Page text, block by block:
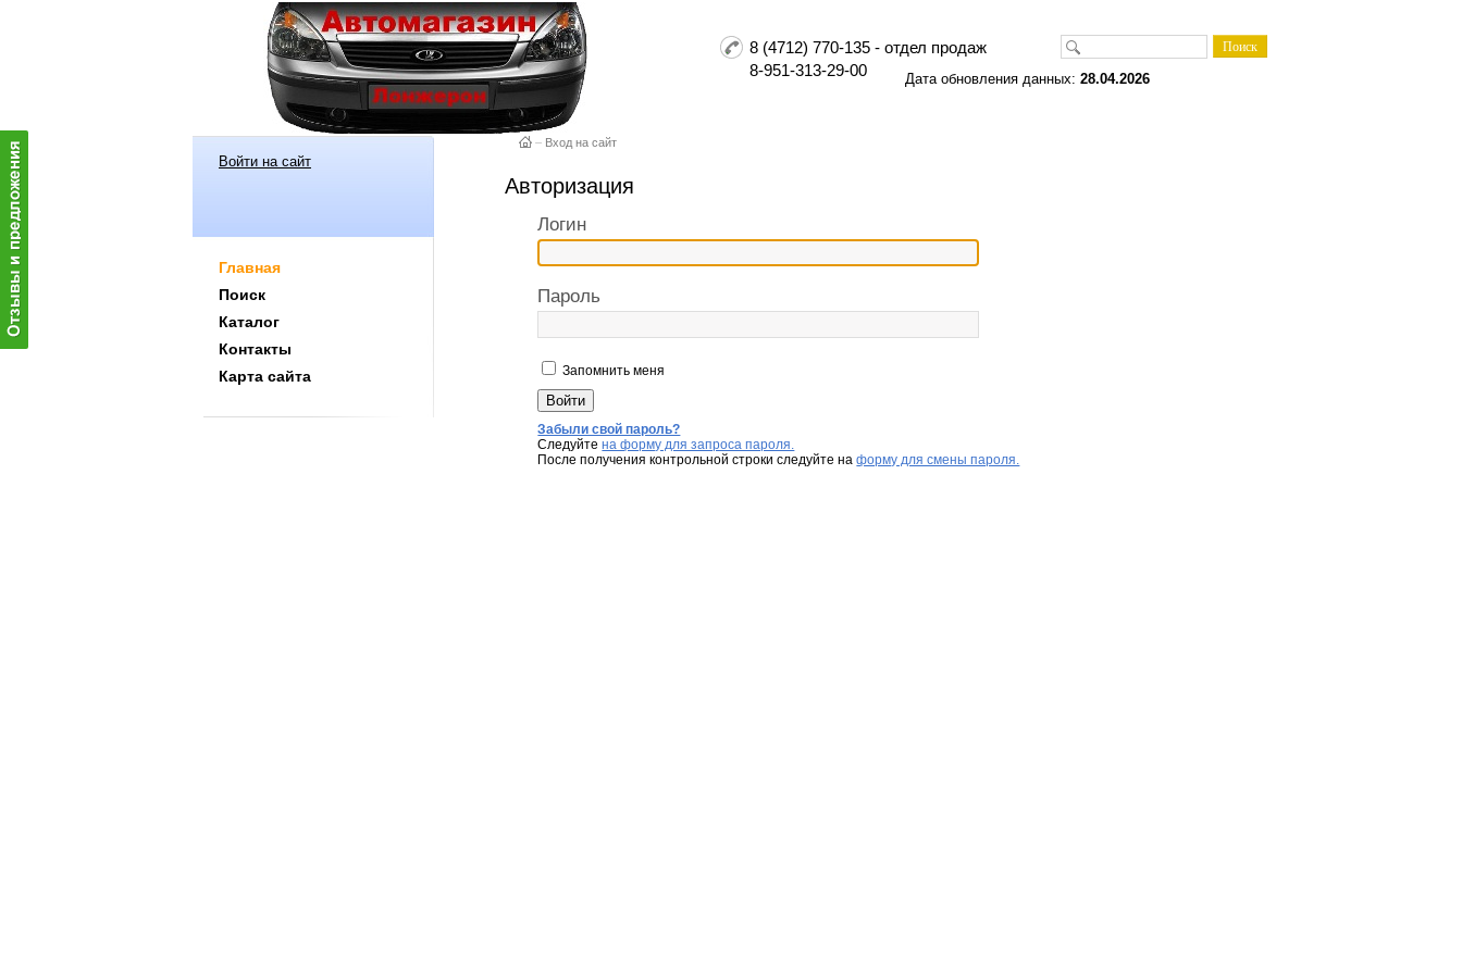
8 (4712) 770-135 - отдел продаж
8-951-313-29-00
Дата обновления данных: 28.04.2026
Войти на сайт
Главная
Поиск
Каталог
Контакты
Карта сайта
– Вход на сайт
Авторизация
Логин
Пароль
Запомнить меня
Забыли свой пароль?
Следуйтена форму для запроса пароля.
После получения контрольной строки следуйте наформу для смены пароля.